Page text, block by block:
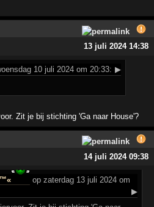
13 juli 2024 14:38
10 juli 2024 om 20:33: ▶
Zit je bij stichting 'Ga naar House'?
14 juli 2024 09:38
op zaterdag 13 juli 2024 om
▶